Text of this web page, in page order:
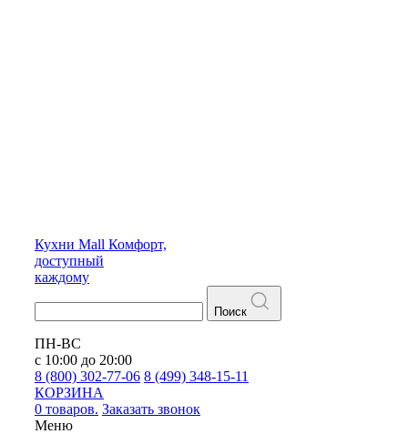
Кухни Mall Комфорт,
доступный
каждому
Поиск
ПН-ВС
с 10:00 до 20:00
8 (800) 302-77-06 8 (499) 348-15-11
КОРЗИНА
0 товаров. Заказать звонок
Меню